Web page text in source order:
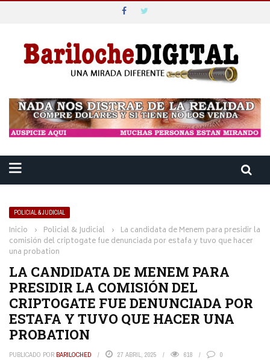
POLICIAL & JUDICIAL
Inicio › Policial & Judicial › La candidata de Menem para presidir la
comisión del criptogate fue denunciada por estafa y tuvo que hacer
una probation
LA CANDIDATA DE MENEM PARA
PRESIDIR LA COMISIÓN DEL
CRIPTOGATE FUE DENUNCIADA POR
ESTAFA Y TUVO QUE HACER UNA
PROBATION
PUBLICADO POR BARILOCHED 27 ABRIL, 2025 618 0